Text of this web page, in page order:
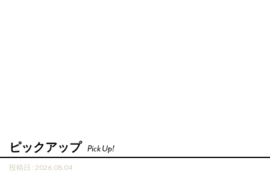
ピックアップ Pick Up!
投稿日 : 2026.08.04